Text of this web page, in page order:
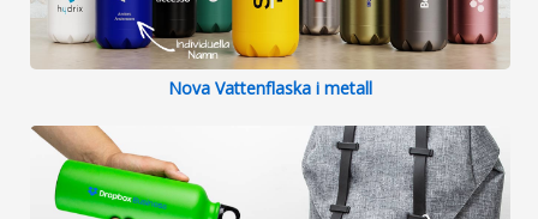
Nova Vattenflaska i metall